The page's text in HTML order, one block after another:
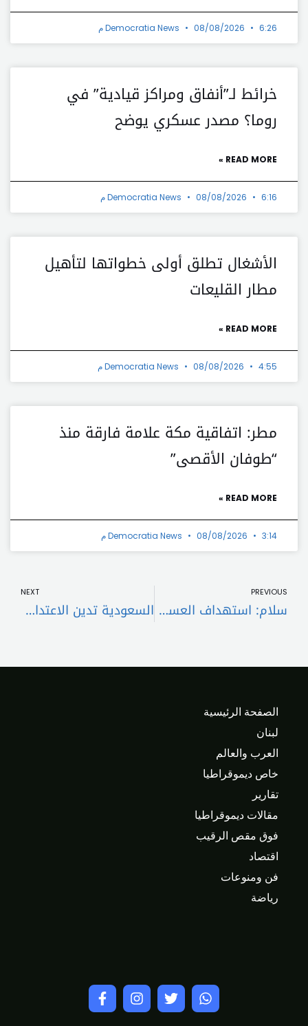
Democratia News 08/08/2026 6:26 م
خرائط لـ”أنفاق ومراكز قيادية” في
روما؟ مصدر عسكري يوضح
READ MORE »
Democratia News 08/08/2026 6:16 م
الأشغال تطلق أولى خطواتها لتأهيل
مطار القليعات
READ MORE »
Democratia News 08/08/2026 4:55 م
مطر: اتفاقية مكة علامة فارقة منذ
“طوفان الأقصى”
READ MORE »
Democratia News 08/08/2026 3:14 م
PREVIOUS
سلام: استهداف العسكريين جريمة بحق لبنان وجميع أبنائه
NEXT
السعودية تدين الاعتداء الإسرائيلي على لبنان وتؤكد تضامنها مع الجيش والشعب اللبناني
الصفحة الرئيسية
لبنان
العرب والعالم
خاص ديموقراطيا
تقارير
مقالات ديموقراطيا
فوق مقص الرقيب
اقتصاد
فن ومنوعات
رياضة